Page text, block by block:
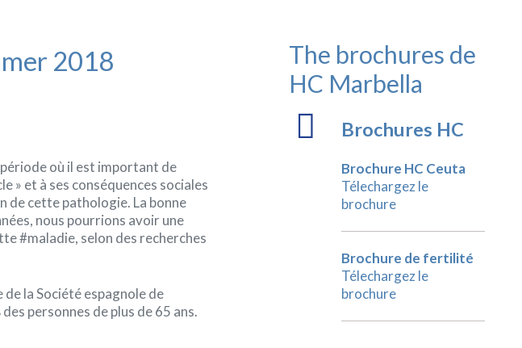
2018
période où il est important de
» et à ses conséquences sociales
de cette pathologie. La bonne
nous pourrions avoir une
#maladie, selon des recherches
de la Société espagnole de
personnes de plus de 65 ans.
The brochures de
HC Marbella
Brochures HC
Brochure HC Ceuta
Télechargez le
brochure
Brochure de fertilité
Télechargez le
brochure